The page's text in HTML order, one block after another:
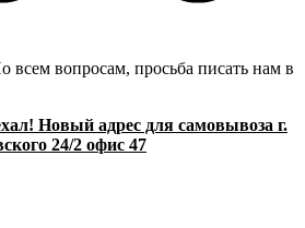
всем вопросам, просьба писать нам в
Новый адрес для самовывоза г.
24/2 офис 47